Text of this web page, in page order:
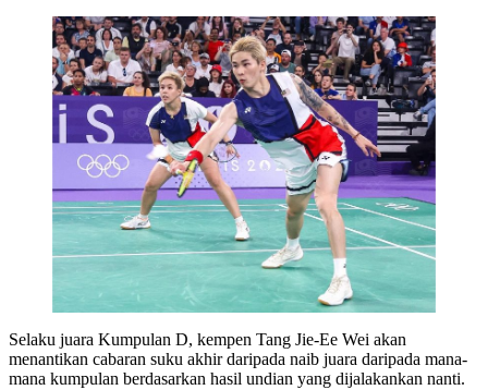
Selaku juara Kumpulan D, kempen Tang Jie-Ee Wei akan
menantikan cabaran suku akhir daripada naib juara daripada mana-
mana kumpulan berdasarkan hasil undian yang dijalakankan nanti.